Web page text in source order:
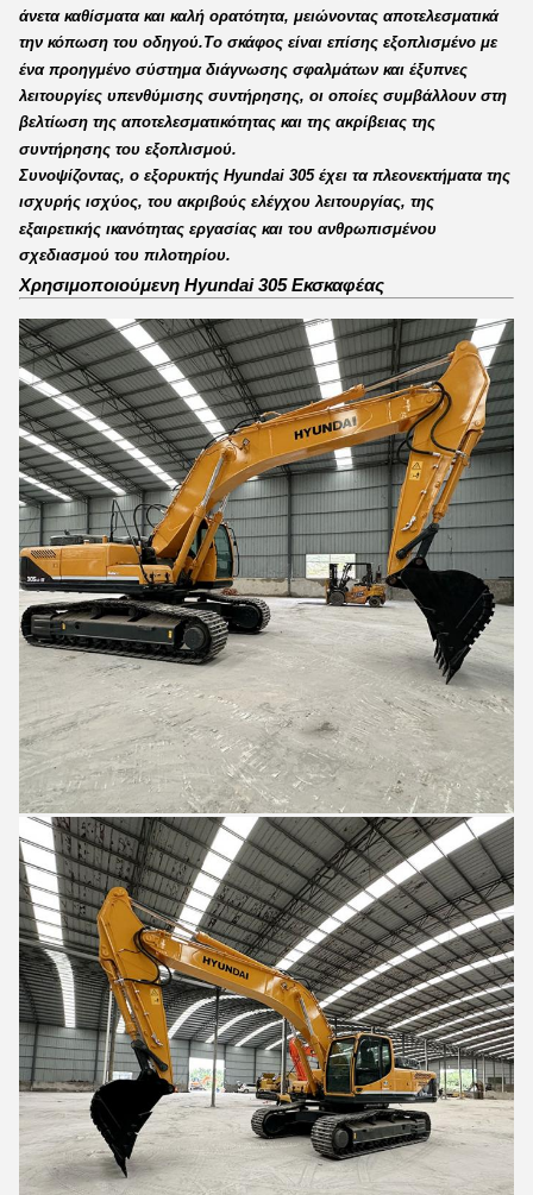
άνετα καθίσματα και καλή ορατότητα, μειώνοντας αποτελεσματικά
την κόπωση του οδηγού.Το σκάφος είναι επίσης εξοπλισμένο με
ένα προηγμένο σύστημα διάγνωσης σφαλμάτων και έξυπνες
λειτουργίες υπενθύμισης συντήρησης, οι οποίες συμβάλλουν στη
βελτίωση της αποτελεσματικότητας και της ακρίβειας της
συντήρησης του εξοπλισμού.
Συνοψίζοντας, ο εξορυκτής Hyundai 305 έχει τα πλεονεκτήματα της
ισχυρής ισχύος, του ακριβούς ελέγχου λειτουργίας, της
εξαιρετικής ικανότητας εργασίας και του ανθρωπισμένου
σχεδιασμού του πιλοτηρίου.
Χρησιμοποιούμενη Hyundai 305 Εκσκαφέας